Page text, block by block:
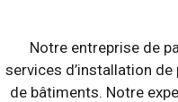
Notre entreprise de
services d’installation
de bâtiments. Notre